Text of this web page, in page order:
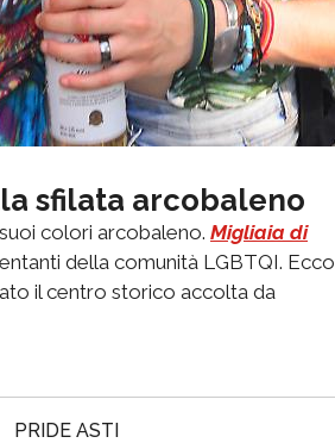
sfilata arcobaleno
colori arcobaleno. Migliaia di
della comunità LGBTQI. Ecco
il centro storico accolta da
PRIDE ASTI